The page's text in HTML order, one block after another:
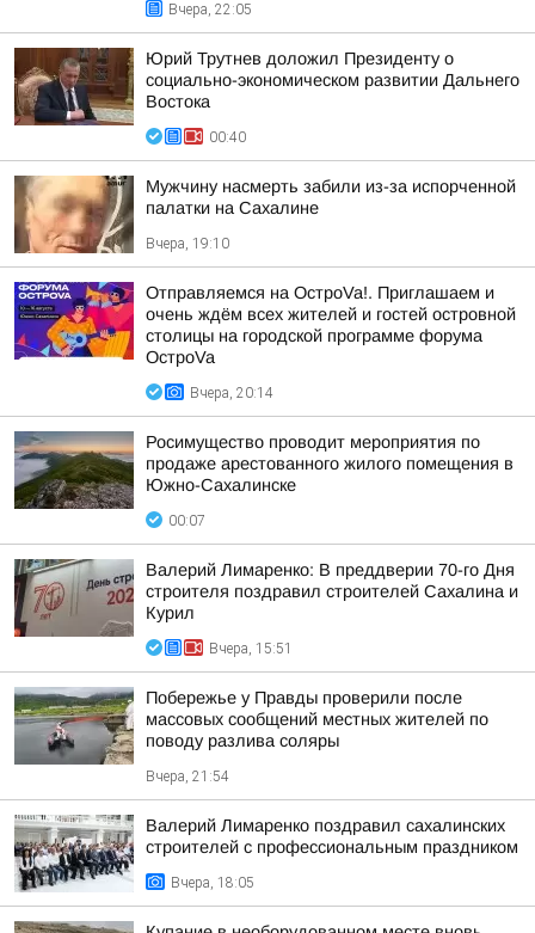
Вчера, 22:05
Юрий Трутнев доложил Президенту о
социально-экономическом развитии Дальнего
Востока
00:40
Мужчину насмерть забили из-за испорченной
палатки на Сахалине
Вчера, 19:10
Отправляемся на ОстроVa!. Приглашаем и
очень ждём всех жителей и гостей островной
столицы на городской программе форума
ОстроVa
Вчера, 20:14
Росимущество проводит мероприятия по
продаже арестованного жилого помещения в
Южно-Сахалинске
00:07
Валерий Лимаренко: В преддверии 70-го Дня
строителя поздравил строителей Сахалина и
Курил
Вчера, 15:51
Побережье у Правды проверили после
массовых сообщений местных жителей по
поводу разлива соляры
Вчера, 21:54
Валерий Лимаренко поздравил сахалинских
строителей с профессиональным праздником
Вчера, 18:05